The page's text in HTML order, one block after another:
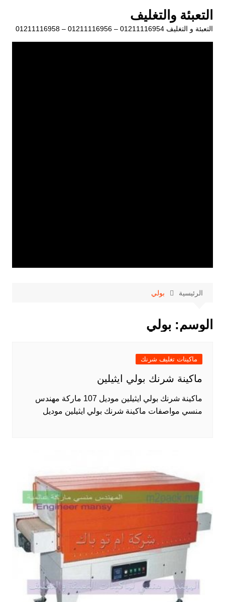
المحتوى
التعبئة والتغليف
التعبئة و التغليف 01211116954 – 01211116956 – 01211116958
الرئيسية بولي
الوسم: بولي
ماكينات تغليف شرنك
ماكينة شرنك بولي ايثيلين
ماكينة شرنك بولي ايثيلين موديل 107 ماركة مهندس
منسي مواصفات ماكينة شرنك بولي ايثيلين موديل